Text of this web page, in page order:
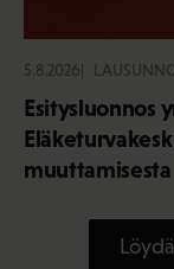
5.8.2026
Esitysluonnos
muuttamisesta